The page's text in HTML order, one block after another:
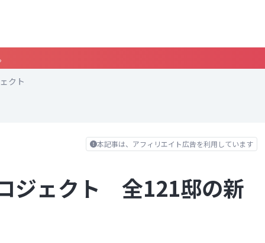
クト
本記事は、アフィリエイト広告を利用しています
ジェクト 全121邸の新